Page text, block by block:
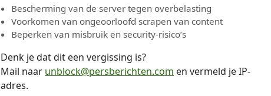
Bescherming van de server tegen overbelasting
Voorkomen van ongeoorloofd scrapen van content
Beperken van misbruik en security-risico’s
Denk je dat dit een vergissing is?
Mail naar unblock@persberichten.com en vermeld je IP-
adres.